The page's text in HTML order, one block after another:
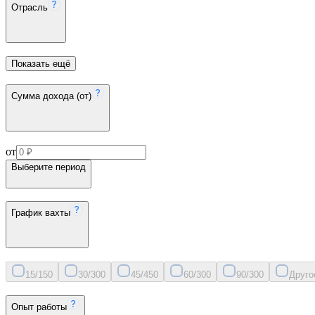
Отрасль
Показать ещё
Сумма дохода (от)
от
Выберите период
График вахты
15/150 30/300 45/450 60/300 90/300
Опыт работы